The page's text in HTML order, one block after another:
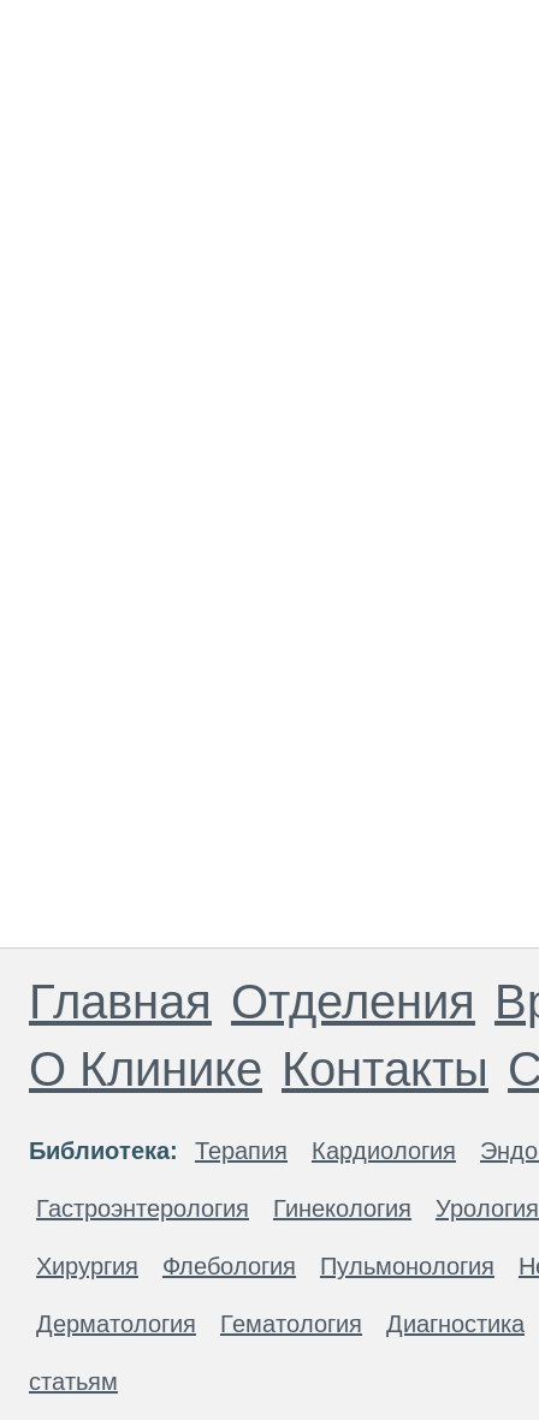
Главная Отделения
О Клинике Контакты
Библиотека: Терапия Кардиология
Гастроэнтерология Гинекология Урология
Хирургия Флебология Пульмонология
Дерматология Гематология Диагностика
статьям